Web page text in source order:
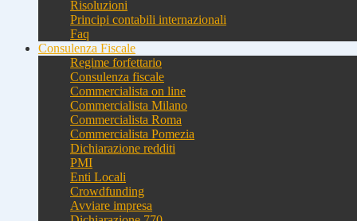
Risoluzioni
Principi contabili internazionali
Faq
Consulenza Fiscale
Regime forfettario
Consulenza fiscale
Commercialista on line
Commercialista Milano
Commercialista Roma
Commercialista Pomezia
Dichiarazione redditi
PMI
Enti Locali
Crowdfunding
Avviare impresa